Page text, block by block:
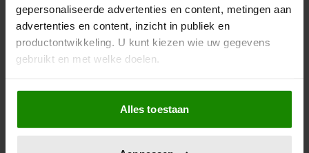
gepersonaliseerde advertenties en content, metingen aan
advertenties en content, inzicht in publiek en
productontwikkeling. U kunt kiezen wie uw gegevens
gebruikt en met welke doelen.
Als u het toestaat, willen we ook graag:
Informatie verzamelen over uw geografische
locatie, die tot een paar meter nauwkeurig kan zijn
Alles toestaan